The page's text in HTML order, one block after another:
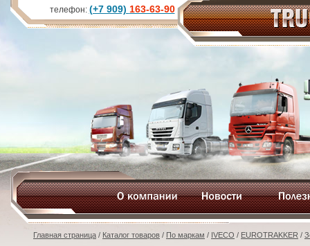
Главная страница / Каталог товаров / По маркам / IVECO / EUROTRAKKER /
телефон: (+7 909) 163-63-90